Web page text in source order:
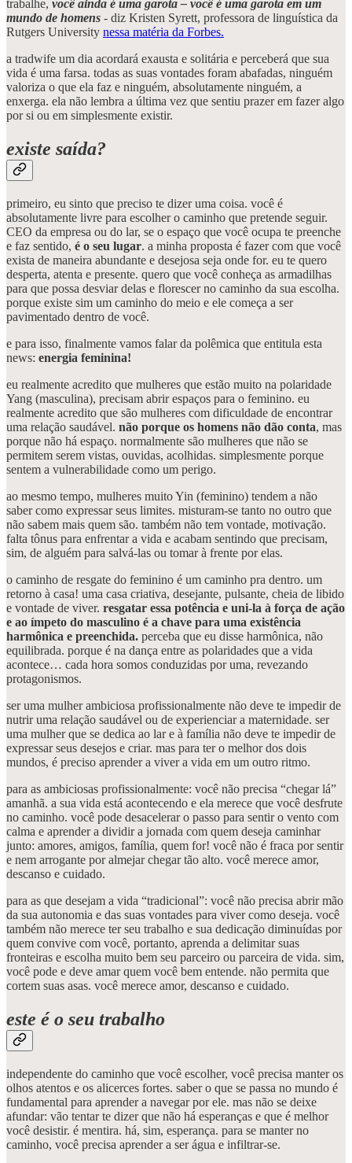
trabalhe, você ainda é uma garota – você é uma garota em um
mundo de homens - diz Kristen Syrett, professora de linguística da
Rutgers University nessa matéria da Forbes.
a tradwife um dia acordará exausta e solitária e perceberá que sua
vida é uma farsa. todas as suas vontades foram abafadas, ninguém
valoriza o que ela faz e ninguém, absolutamente ninguém, a
enxerga. ela não lembra a última vez que sentiu prazer em fazer algo
por si ou em simplesmente existir.
existe saída?
primeiro, eu sinto que preciso te dizer uma coisa. você é
absolutamente livre para escolher o caminho que pretende seguir.
CEO da empresa ou do lar, se o espaço que você ocupa te preenche
e faz sentido, é o seu lugar. a minha proposta é fazer com que você
exista de maneira abundante e desejosa seja onde for. eu te quero
desperta, atenta e presente. quero que você conheça as armadilhas
para que possa desviar delas e florescer no caminho da sua escolha.
porque existe sim um caminho do meio e ele começa a ser
pavimentado dentro de você.
e para isso, finalmente vamos falar da polêmica que entitula esta
news: energia feminina!
eu realmente acredito que mulheres que estão muito na polaridade
Yang (masculina), precisam abrir espaços para o feminino. eu
realmente acredito que são mulheres com dificuldade de encontrar
uma relação saudável. não porque os homens não dão conta, mas
porque não há espaço. normalmente são mulheres que não se
permitem serem vistas, ouvidas, acolhidas. simplesmente porque
sentem a vulnerabilidade como um perigo.
ao mesmo tempo, mulheres muito Yin (feminino) tendem a não
saber como expressar seus limites. misturam-se tanto no outro que
não sabem mais quem são. também não tem vontade, motivação.
falta tônus para enfrentar a vida e acabam sentindo que precisam,
sim, de alguém para salvá-las ou tomar à frente por elas.
o caminho de resgate do feminino é um caminho pra dentro. um
retorno à casa! uma casa criativa, desejante, pulsante, cheia de libido
e vontade de viver. resgatar essa potência e uni-la à força de ação
e ao ímpeto do masculino é a chave para uma existência
harmônica e preenchida. perceba que eu disse harmônica, não
equilibrada. porque é na dança entre as polaridades que a vida
acontece… cada hora somos conduzidas por uma, revezando
protagonismos.
ser uma mulher ambiciosa profissionalmente não deve te impedir de
nutrir uma relação saudável ou de experienciar a maternidade. ser
uma mulher que se dedica ao lar e à família não deve te impedir de
expressar seus desejos e criar. mas para ter o melhor dos dois
mundos, é preciso aprender a viver a vida em um outro ritmo.
para as ambiciosas profissionalmente: você não precisa “chegar lá”
amanhã. a sua vida está acontecendo e ela merece que você desfrute
no caminho. você pode desacelerar o passo para sentir o vento com
calma e aprender a dividir a jornada com quem deseja caminhar
junto: amores, amigos, família, quem for! você não é fraca por sentir
e nem arrogante por almejar chegar tão alto. você merece amor,
descanso e cuidado.
para as que desejam a vida “tradicional”: você não precisa abrir mão
da sua autonomia e das suas vontades para viver como deseja. você
também não merece ter seu trabalho e sua dedicação diminuídas por
quem convive com você, portanto, aprenda a delimitar suas
fronteiras e escolha muito bem seu parceiro ou parceira de vida. sim,
você pode e deve amar quem você bem entende. não permita que
cortem suas asas. você merece amor, descanso e cuidado.
este é o seu trabalho
independente do caminho que você escolher, você precisa manter os
olhos atentos e os alicerces fortes. saber o que se passa no mundo é
fundamental para aprender a navegar por ele. mas não se deixe
afundar: vão tentar te dizer que não há esperanças e que é melhor
você desistir. é mentira. há, sim, esperança. para se manter no
caminho, você precisa aprender a ser água e infiltrar-se.